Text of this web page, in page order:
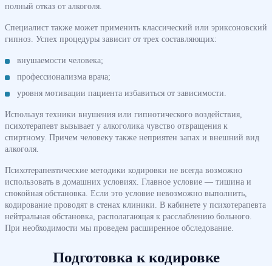
полный отказ от алкоголя.
Специалист также может применить классический или эриксоновский
гипноз. Успех процедуры зависит от трех составляющих:
внушаемости человека;
профессионализма врача;
уровня мотивации пациента избавиться от зависимости.
Используя техники внушения или гипнотического воздействия,
психотерапевт вызывает у алкоголика чувство отвращения к
спиртному. Причем человеку также неприятен запах и внешний вид
алкоголя.
Психотерапевтические методики кодировки не всегда возможно
использовать в домашних условиях. Главное условие — тишина и
спокойная обстановка. Если это условие невозможно выполнить,
кодирование проводят в стенах клиники. В кабинете у психотерапевта
нейтральная обстановка, располагающая к расслаблению больного.
При необходимости мы проведем расширенное обследование.
Подготовка к кодировке